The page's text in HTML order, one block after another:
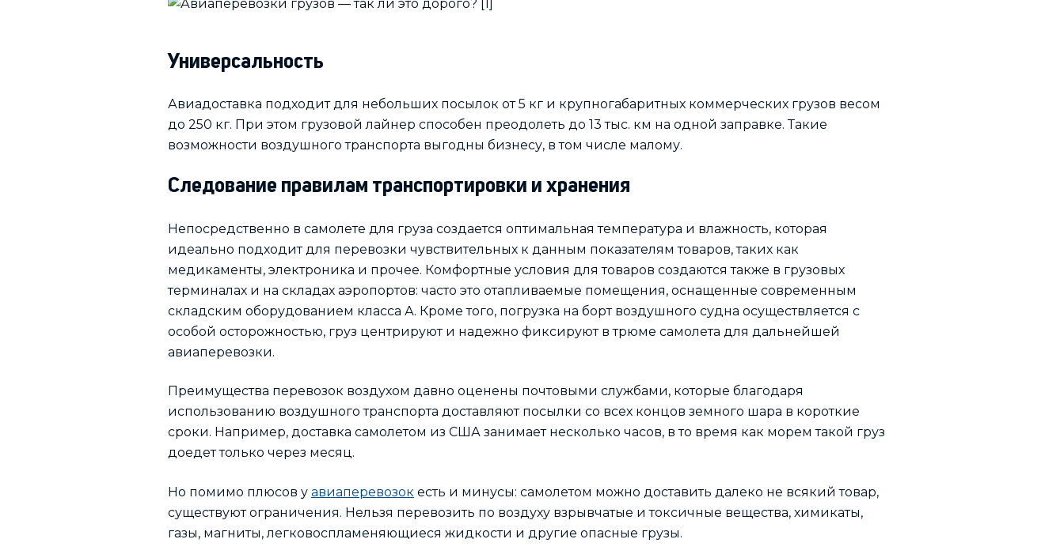
Универсальность
Авиадоставка подходит для небольших посылок от 5 кг и крупногабаритных коммерческих грузов весом
до 250 кг. При этом грузовой лайнер способен преодолеть до 13 тыс. км на одной заправке. Такие
возможности воздушного транспорта выгодны бизнесу, в том числе малому.
Следование правилам транспортировки и хранения
Непосредственно в самолете для груза создается оптимальная температура и влажность, которая
идеально подходит для перевозки чувствительных к данным показателям товаров, таких как
медикаменты, электроника и прочее. Комфортные условия для товаров создаются также в грузовых
терминалах и на складах аэропортов: часто это отапливаемые помещения, оснащенные современным
складским оборудованием класса А. Кроме того, погрузка на борт воздушного судна осуществляется с
особой осторожностью, груз центрируют и надежно фиксируют в трюме самолета для дальнейшей
авиаперевозки.
Преимущества перевозок воздухом давно оценены почтовыми службами, которые благодаря
использованию воздушного транспорта доставляют посылки со всех концов земного шара в короткие
сроки. Например, доставка самолетом из США занимает несколько часов, в то время как морем такой груз
доедет только через месяц.
Но помимо плюсов у авиаперевозок есть и минусы: самолетом можно доставить далеко не всякий товар,
существуют ограничения. Нельзя перевозить по воздуху взрывчатые и токсичные вещества, химикаты,
газы, магниты, легковоспламеняющиеся жидкости и другие опасные грузы.